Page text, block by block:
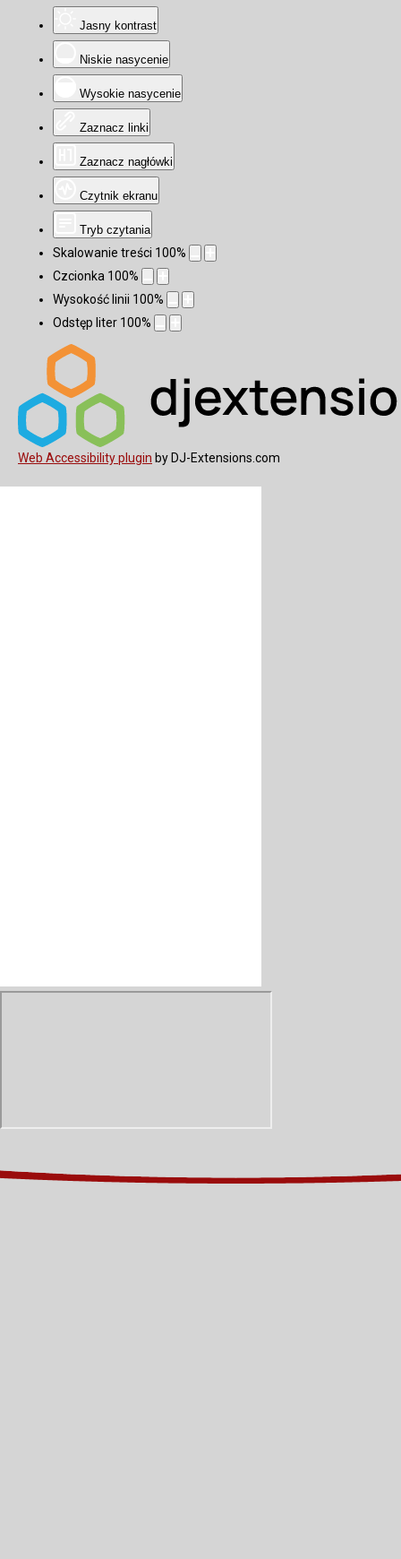
Jasny kontrast
Niskie nasycenie
Wysokie nasycenie
Zaznacz linki
Zaznacz nagłówki
Czytnik ekranu
Tryb czytania
Skalowanie treści 100%
Czcionka 100%
Wysokość linii 100%
Odstęp liter 100%
Web Accessibility plugin by DJ-Extensions.com